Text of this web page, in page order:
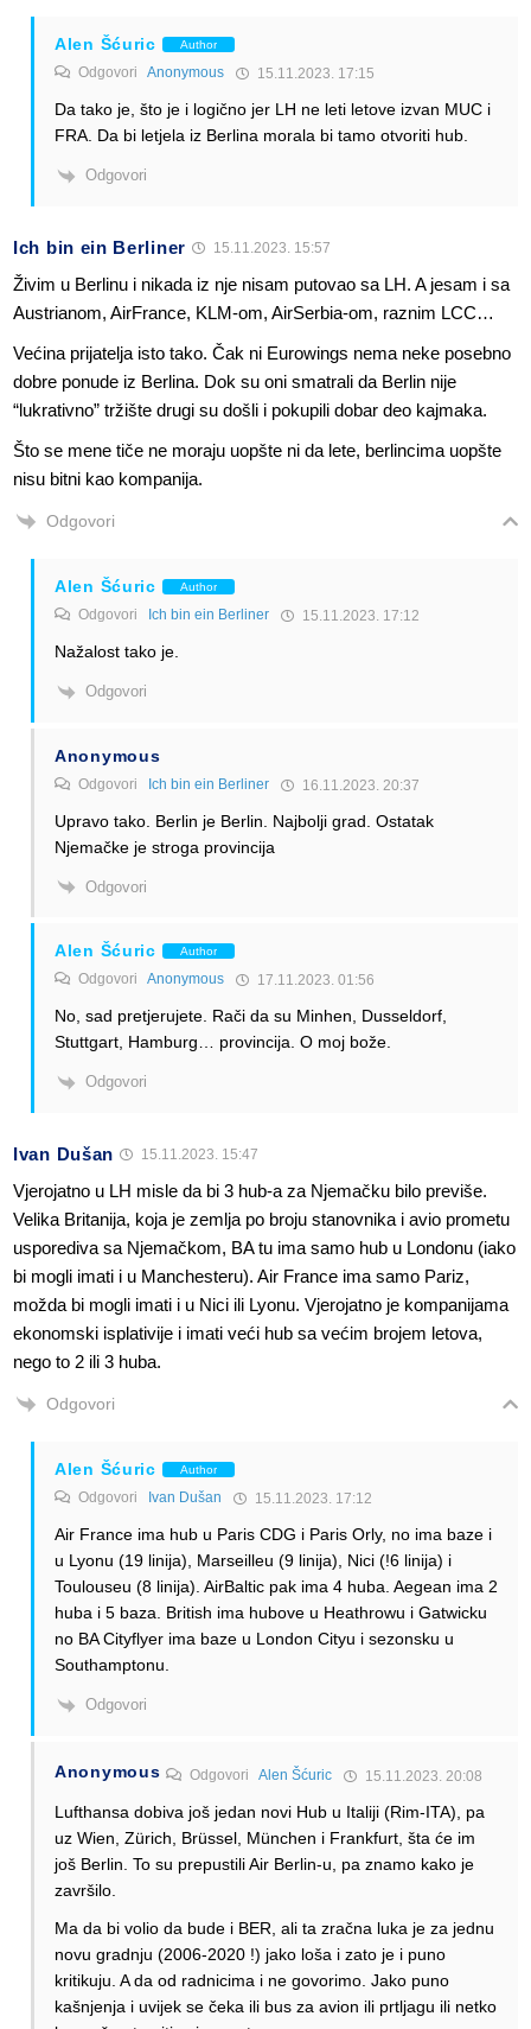
Alen Šćuric Author
Odgovori Anonymous 15.11.2023. 17:15
Da tako je, što je i logično jer LH ne leti letove izvan MUC i
FRA. Da bi letjela iz Berlina morala bi tamo otvoriti hub.
Odgovori
Ich bin ein Berliner 15.11.2023. 15:57
Živim u Berlinu i nikada iz nje nisam putovao sa LH. A jesam i sa
Austrianom, AirFrance, KLM-om, AirSerbia-om, raznim LCC…
Većina prijatelja isto tako. Čak ni Eurowings nema neke posebno
dobre ponude iz Berlina. Dok su oni smatrali da Berlin nije
“lukrativno” tržište drugi su došli i pokupili dobar deo kajmaka.
Što se mene tiče ne moraju uopšte ni da lete, berlincima uopšte
nisu bitni kao kompanija.
Odgovori
Alen Šćuric Author
Odgovori Ich bin ein Berliner 15.11.2023. 17:12
Nažalost tako je.
Odgovori
Anonymous
Odgovori Ich bin ein Berliner 16.11.2023. 20:37
Upravo tako. Berlin je Berlin. Najbolji grad. Ostatak
Njemačke je stroga provincija
Odgovori
Alen Šćuric Author
Odgovori Anonymous 17.11.2023. 01:56
No, sad pretjerujete. Rači da su Minhen, Dusseldorf,
Stuttgart, Hamburg… provincija. O moj bože.
Odgovori
Ivan Dušan 15.11.2023. 15:47
Vjerojatno u LH misle da bi 3 hub-a za Njemačku bilo previše.
Velika Britanija, koja je zemlja po broju stanovnika i avio prometu
usporediva sa Njemačkom, BA tu ima samo hub u Londonu (iako
bi mogli imati i u Manchesteru). Air France ima samo Pariz,
možda bi mogli imati i u Nici ili Lyonu. Vjerojatno je kompanijama
ekonomski isplativije i imati veći hub sa većim brojem letova,
nego to 2 ili 3 huba.
Odgovori
Alen Šćuric Author
Odgovori Ivan Dušan 15.11.2023. 17:12
Air France ima hub u Paris CDG i Paris Orly, no ima baze i
u Lyonu (19 linija), Marseilleu (9 linija), Nici (!6 linija) i
Toulouseu (8 linija). AirBaltic pak ima 4 huba. Aegean ima 2
huba i 5 baza. British ima hubove u Heathrowu i Gatwicku
no BA Cityflyer ima baze u London Cityu i sezonsku u
Southamptonu.
Odgovori
Anonymous OdgovoriAlen Šćuric 15.11.2023. 20:08
Lufthansa dobiva još jedan novi Hub u Italiji (Rim-ITA), pa
uz Wien, Zürich, Brüssel, München i Frankfurt, šta će im
još Berlin. To su prepustili Air Berlin-u, pa znamo kako je
završilo.
Ma da bi volio da bude i BER, ali ta zračna luka je za jednu
novu gradnju (2006-2020 !) jako loša i zato je i puno
kritikuju. A da od radnicima i ne govorimo. Jako puno
kašnjenja i uvijek se čeka ili bus za avion ili prtljagu ili netko